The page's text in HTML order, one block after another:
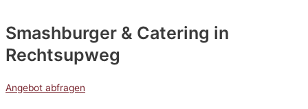
Smashburger & Catering in
Rechtsupweg
Angebot abfragen